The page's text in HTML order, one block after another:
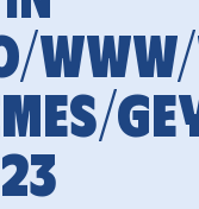
23